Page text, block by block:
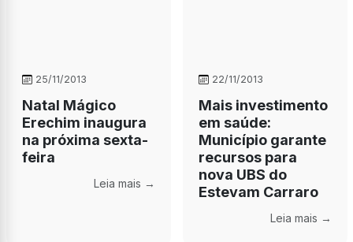
25/11/2013
Natal Mágico
Erechim inaugura
na próxima sexta-
feira
Leia mais →
22/11/2013
Mais investimento
em saúde:
Município garante
recursos para
nova UBS do
Estevam Carraro
Leia mais →